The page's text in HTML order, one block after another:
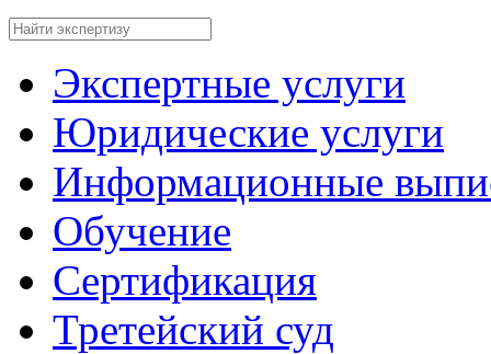
Экспертные услуги
Юридические услуги
Информационные
Обучение
Сертификация
Третейский суд